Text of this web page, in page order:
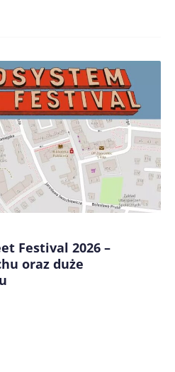
w tej przeglądarce podczas
Festival 2026 –
oraz duże